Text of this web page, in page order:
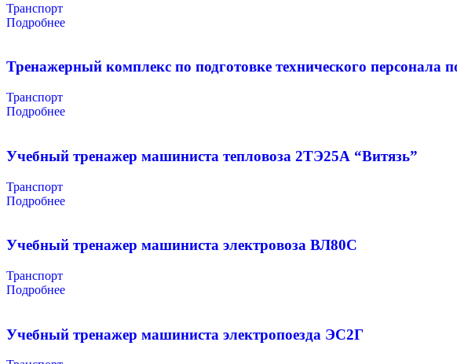
Транспорт
Подробнее
Тренажерный комплекс по подготовке технического персонала
Транспорт
Подробнее
Учебный тренажер машиниста тепловоза 2ТЭ25А “Витязь”
Транспорт
Подробнее
Учебный тренажер машиниста электровоза ВЛ80С
Транспорт
Подробнее
Учебный тренажер машиниста электропоезда ЭС2Г